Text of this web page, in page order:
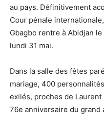
au pays. Définitivement
Cour pénale
Gbagbo rentre à Abidjan
lundi 31 mai.
Dans la salle des fêtes
mariage, 400
exilés, proches de
76e anniversaire du grand